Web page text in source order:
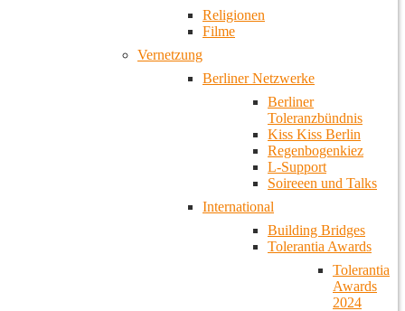
Religionen
Filme
Vernetzung
Berliner Netzwerke
Berliner
Toleranzbündnis
Kiss Kiss Berlin
Regenbogenkiez
L-Support
Soireeen und Talks
International
Building Bridges
Tolerantia Awards
Tolerantia
Awards
2024